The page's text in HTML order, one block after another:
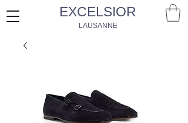
EXCELSIOR
LAUSANNE